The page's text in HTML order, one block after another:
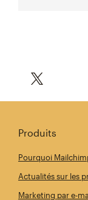
Produits
Pourquoi
Actualités sur les
Marketing par e-